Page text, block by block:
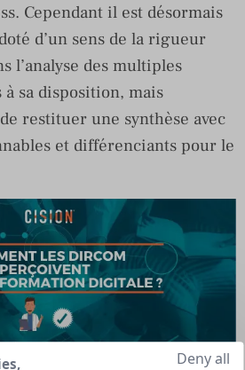
Cependant il est désormais
d’un sens de la rigueur
l’analyse des multiples
à sa disposition, mais
restituer une synthèse avec
et différenciants pour le
Deny all